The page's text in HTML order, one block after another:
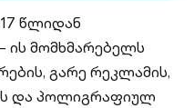
წლიდან
ის მომხმარებელს
გარე რეკლამის,
და პოლიგრაფიულ